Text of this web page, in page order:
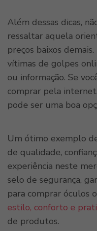
Além dessas dicas,
ressaltar aquela
preços baixos
vítimas de golpes
ou informação. Se
comprar pela
pode ser uma boa
Um ótimo exemplo
de qualidade,
experiência neste
selo de segurança,
para comprar óculos
estilo, conforto e
de produtos.